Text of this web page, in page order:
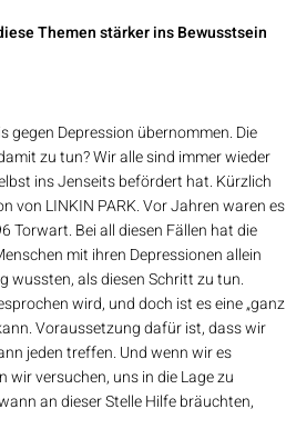
Themen stärker ins Bewusstsein
Depression übernommen. Die
zu tun? Wir alle sind immer wieder
ins Jenseits befördert hat. Kürzlich
von LINKIN PARK. Vor Jahren waren es
Torwart. Bei all diesen Fällen hat die
mit ihren Depressionen allein
wussten, als diesen Schritt zu tun.
wird, und doch ist es eine „ganz
Voraussetzung dafür ist, dass wir
jeden treffen. Und wenn wir es
versuchen, uns in die Lage zu
an dieser Stelle Hilfe bräuchten,